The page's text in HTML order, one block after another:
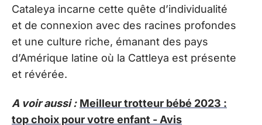
Cataleya incarne cette quête d’individualité
et de connexion avec des racines profondes
et une culture riche, émanant des pays
d’Amérique latine où la Cattleya est présente
et révérée.
A voir aussi : Meilleur trotteur bébé 2023 :
top choix pour votre enfant - Avis